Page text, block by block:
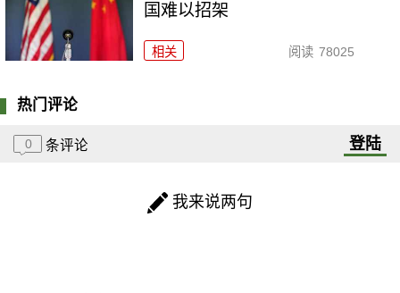
国难以招架
相关 阅读 78025
热门评论
0 条评论 登陆
我来说两句